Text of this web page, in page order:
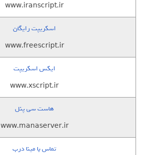
www.iranscript.ir
اسکریپت رایگان
www.freescript.ir
ایکس اسکریپت
www.xscript.ir
هاست سی پنل
www.manaserver.ir
تماس با مینا درب